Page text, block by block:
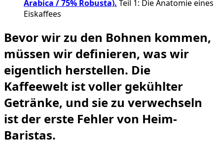
Arabica / 75% Robusta). Teil 1: Die Anatomie eines
Eiskaffees
Bevor wir zu den Bohnen kommen,
müssen wir definieren, was wir
eigentlich herstellen. Die
Kaffeewelt ist voller gekühlter
Getränke, und sie zu verwechseln
ist der erste Fehler von Heim-
Baristas.